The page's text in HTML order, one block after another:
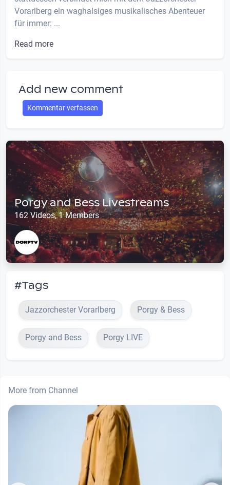
Vorarlberg ein waghalsiges musikalisches Abenteuer
für immer: ...
Read more
Add new comment
Kommentar verfassen
Porgy and Bess Livestreams
162 Videos, 1 Members
#Tags
Jazzorchester Vorarlberg Porgy & Bess
Porgy and Bess Porgy LIVE
More from Channel